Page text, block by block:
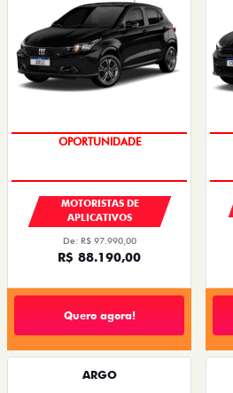
OPORTUNIDADE
MOTORISTAS DE
APLICATIVOS
De: R$ 97.990,00
R$ 88.190,00
Quero agora!
ARGO